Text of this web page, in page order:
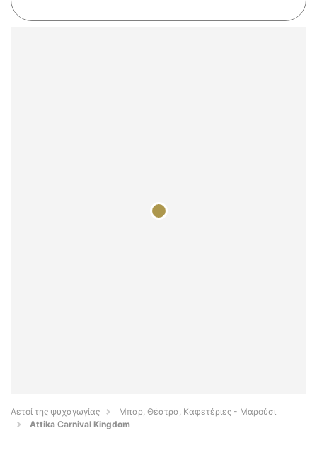
Αετοί της ψυχαγωγίας
Μπαρ, Θέατρα, Καφετέριες - Μαρούσι
Attika Carnival Kingdom